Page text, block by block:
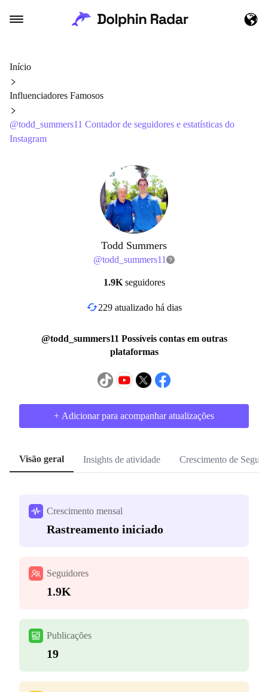
Início
Influenciadores Famosos
@todd_summers11 Contador de seguidores e estatísticas do
Instagram
Todd Summers
@todd_summers11
1.9K seguidores
229 atualizado há dias
@todd_summers11 Possíveis contas em outras
plataformas
+ Adicionar para acompanhar atualizações
Visão geral Insights de atividade Crescimento de
Crescimento mensal
Rastreamento iniciado
Seguidores
1.9K
Publicações
19